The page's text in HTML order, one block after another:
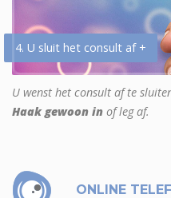
4. U sluit het consult af +
U wenst het consult af te
Haak gewoon in of leg af.
ONLINE